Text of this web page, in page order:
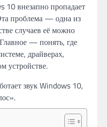
10 внезапно пропадает
проблема — одна из
случаев её можно
— понять, где
драйверах,
устройстве.
звук Windows 10,